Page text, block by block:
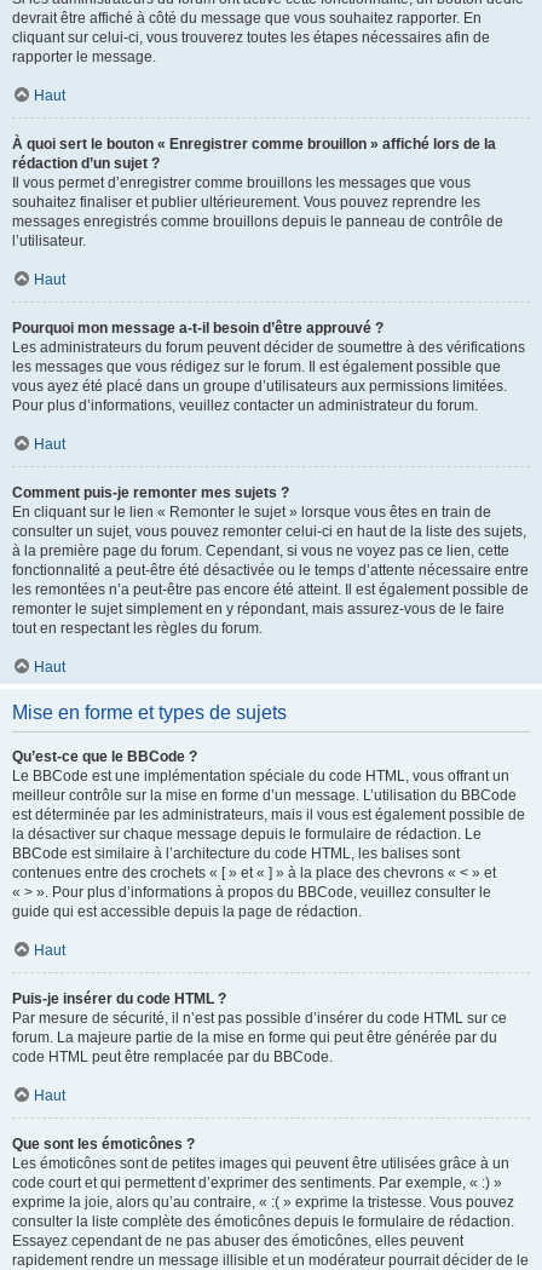
devrait être affiché à côté du message que vous souhaitez rapporter. En
cliquant sur celui-ci, vous trouverez toutes les étapes nécessaires afin de
rapporter le message.
Haut
À quoi sert le bouton « Enregistrer comme brouillon » affiché lors de la
rédaction d’un sujet ?
Il vous permet d’enregistrer comme brouillons les messages que vous
souhaitez finaliser et publier ultérieurement. Vous pouvez reprendre les
messages enregistrés comme brouillons depuis le panneau de contrôle de
l’utilisateur.
Haut
Pourquoi mon message a-t-il besoin d’être approuvé ?
Les administrateurs du forum peuvent décider de soumettre à des vérifications
les messages que vous rédigez sur le forum. Il est également possible que
vous ayez été placé dans un groupe d’utilisateurs aux permissions limitées.
Pour plus d’informations, veuillez contacter un administrateur du forum.
Haut
Comment puis-je remonter mes sujets ?
En cliquant sur le lien « Remonter le sujet » lorsque vous êtes en train de
consulter un sujet, vous pouvez remonter celui-ci en haut de la liste des sujets,
à la première page du forum. Cependant, si vous ne voyez pas ce lien, cette
fonctionnalité a peut-être été désactivée ou le temps d’attente nécessaire entre
les remontées n’a peut-être pas encore été atteint. Il est également possible de
remonter le sujet simplement en y répondant, mais assurez-vous de le faire
tout en respectant les règles du forum.
Haut
Mise en forme et types de sujets
Qu’est-ce que le BBCode ?
Le BBCode est une implémentation spéciale du code HTML, vous offrant un
meilleur contrôle sur la mise en forme d’un message. L’utilisation du BBCode
est déterminée par les administrateurs, mais il vous est également possible de
la désactiver sur chaque message depuis le formulaire de rédaction. Le
BBCode est similaire à l’architecture du code HTML, les balises sont
contenues entre des crochets « [ » et « ] » à la place des chevrons « < » et
« > ». Pour plus d’informations à propos du BBCode, veuillez consulter le
guide qui est accessible depuis la page de rédaction.
Haut
Puis-je insérer du code HTML ?
Par mesure de sécurité, il n’est pas possible d’insérer du code HTML sur ce
forum. La majeure partie de la mise en forme qui peut être générée par du
code HTML peut être remplacée par du BBCode.
Haut
Que sont les émoticônes ?
Les émoticônes sont de petites images qui peuvent être utilisées grâce à un
code court et qui permettent d’exprimer des sentiments. Par exemple, « :) »
exprime la joie, alors qu’au contraire, « :( » exprime la tristesse. Vous pouvez
consulter la liste complète des émoticônes depuis le formulaire de rédaction.
Essayez cependant de ne pas abuser des émoticônes, elles peuvent
rapidement rendre un message illisible et un modérateur pourrait décider de le